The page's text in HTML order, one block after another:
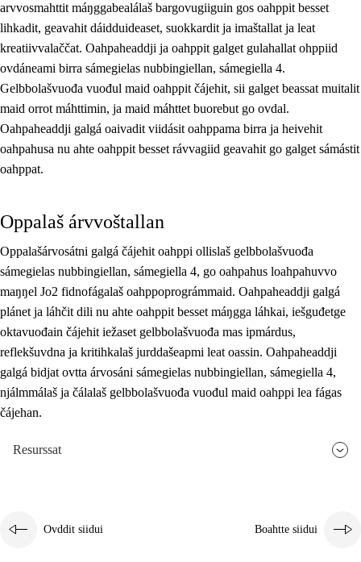
arvvosmahttit máŋggabealálaš bargovugiiguin gos oahppit besset
lihkadit, geavahit dáidduideaset, suokkardit ja imaštallat ja leat
kreatiivvalaččat. Oahpaheaddji ja oahppit galget gulahallat ohppiid
ovdáneami birra sámegielas nubbingiellan, sámegiella 4.
Gelbbolašvuođa vuođul maid oahppit čájehit, sii galget beassat muitalit
maid orrot máhttimin, ja maid máhttet buorebut go ovdal.
Oahpaheaddji galgá oaivadit viidásit oahppama birra ja heivehit
oahpahusa nu ahte oahppit besset rávvagiid geavahit go galget sámástit
oahppat.
Oppalaš árvvoštallan
Oppalašárvosátni galgá čájehit oahppi ollislaš gelbbolašvuođa
sámegielas nubbingiellan, sámegiella 4, go oahpahus loahpahuvvo
maŋŋel Jo2 fidnofágalaš oahppoprográmmaid. Oahpaheaddji galgá
plánet ja láhčit dili nu ahte oahppit besset máŋgga láhkai, iešguđetge
oktavuođain čájehit iežaset gelbbolašvuođa mas ipmárdus,
reflekšuvdna ja kritihkalaš jurddašeapmi leat oassin. Oahpaheaddji
galgá bidjat ovtta árvosáni sámegielas nubbingiellan, sámegiella 4,
njálmmálaš ja čálalaš gelbbolašvuođa vuođul maid oahppi lea fágas
čájehan.
Resurssat
Ovddit siidui Boahtte siidui